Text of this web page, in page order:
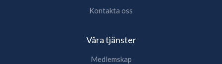
Kontakta oss
Våra tjänster
Medlemskap